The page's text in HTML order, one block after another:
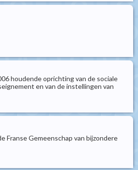
houdende oprichting van de sociale
en van de instellingen van
Franse Gemeenschap van bijzondere